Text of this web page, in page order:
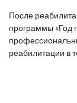
После
программы «Год
реабилитации в